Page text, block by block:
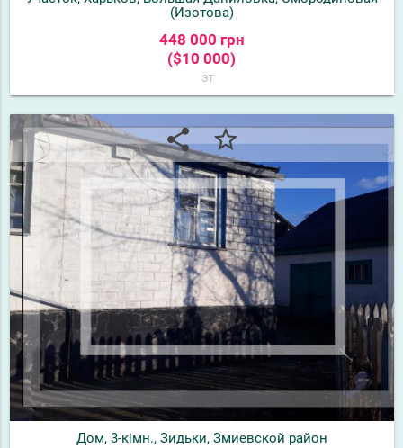
(Изотова)
448 000 грн
($10 000)
эт
share star_border
Дом, 3-кімн., Зидьки, Змиевской район